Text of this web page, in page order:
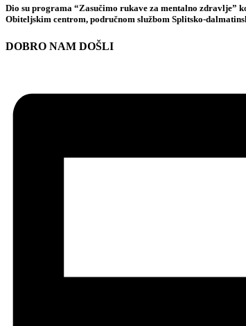
Dio su programa “Zasučimo rukave za mentalno zdravlje”
Obiteljskim centrom, područnom službom Splitsko-
DOBRO NAM DOŠLI